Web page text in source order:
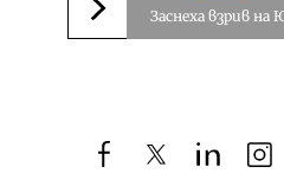
Следваща новина
Заснеха взрив
facebooktwitterlinkedin